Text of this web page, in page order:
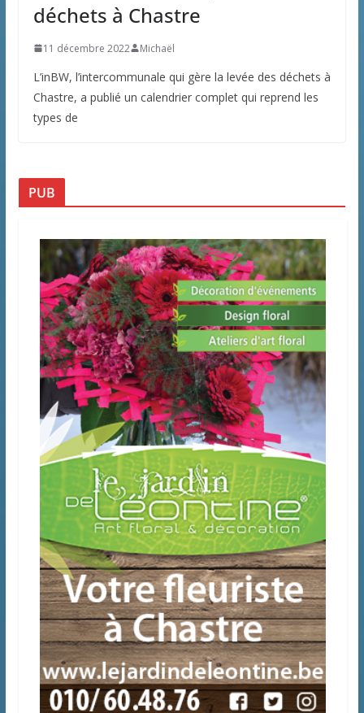
déchets à Chastre
11 décembre 2022 Michaël
L’inBW, l’intercommunale qui gère la levée des déchets à
Chastre, a publié un calendrier complet qui reprend les
types de
PUB